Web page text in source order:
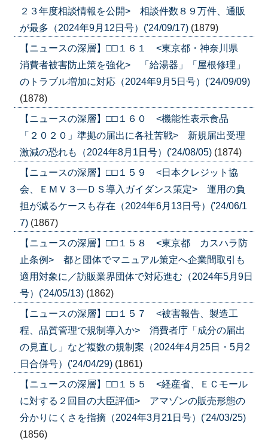
２３年度相談情報を公開> 相談件数８９万件、通販
が最多（2024年9月12日号）('24/09/17) (1879)
【ニュースの深層】□□１６１ <東京都・神奈川県
消費者被害防止策を強化> 「給湯器」「屋根修理」
のトラブル増加に対応（2024年9月5日号）('24/09/09)
(1878)
【ニュースの深層】□□１６０ <機能性表示食品
「２０２０」準拠の届出に各社苦戦> 新規届出受理
激減の恐れも（2024年8月1日号）('24/08/05) (1874)
【ニュースの深層】□□１５９ <日本クレジット協
会、ＥＭＶ３―ＤＳ導入ガイダンス策定> 運用の負
担が減るケースも存在（2024年6月13日号）('24/06/1
7) (1867)
【ニュースの深層】□□１５８ <東京都 カスハラ防
止条例> 都と団体でマニュアル策定へ企業間取引も
適用対象に／訪販業界団体で対応進む（2024年5月9日
号）('24/05/13) (1862)
【ニュースの深層】□□１５７ <被害報告、製造工
程、品質管理で規制導入か> 消費者庁「成分の届出
の見直し」など複数の規制案（2024年4月25日・5月2
日合併号）('24/04/29) (1861)
【ニュースの深層】□□１５５ <経産省、ＥＣモール
に対する２回目の大臣評価> アマゾンの販売形態の
分かりにくさを指摘（2024年3月21日号）('24/03/25)
(1856)